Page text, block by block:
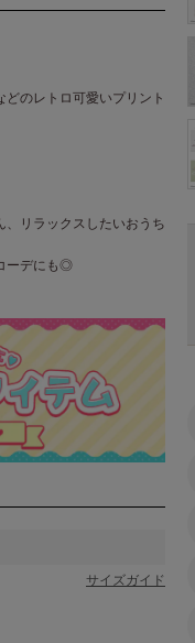
どのレトロ可愛いプリント
、リラックスしたいおうち
ーデにも◎
サイズガイド